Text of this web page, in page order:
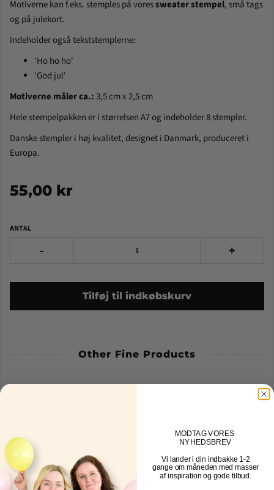
Motiverne kan f.eks. stemples på voressweater stempel, små tags
og på julekort.
Indeholder også tekststemplerne:
'Ho ho ho'
'God jul'
Motiverne måler ca.:3,5cm x 2,5 cm
Hele stempelpakken er i størrelsen A7 og indeholder 8 stempler.
Danske stempler i høj kvalitet, designet i Danmark, produceret i
Europa.
55,00 kr
ANTAL
- +
Tilføj til indkøbskurv
Other Fine Products
MODTAG VORES
NYHEDSBREV
Vi lander i din indbakke 1-2
gange om måneden med masser
af inspiration og gode tilbud.